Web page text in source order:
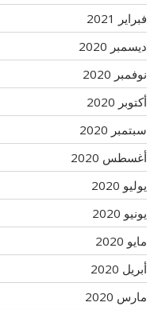
فبراير 2021
ديسمبر 2020
نوفمبر 2020
أكتوبر 2020
سبتمبر 2020
أغسطس 2020
يوليو 2020
يونيو 2020
مايو 2020
أبريل 2020
مارس 2020